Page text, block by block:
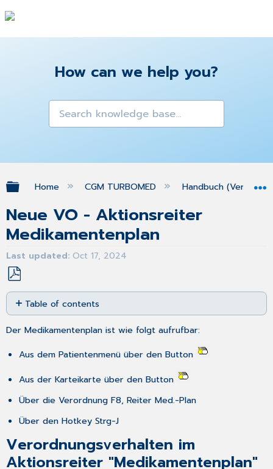
How can we help you?
Expand/collapse global hierarchy
Home CGM TURBOMED Handbuch (Version
Neue VO - Aktionsreiter
Medikamentenplan
Last updated Oct 17, 2024
Save
as
PDF
Table of contents
im
"Medikamentenplan"
des
"alten"
Medikamentenplans
Weitere
im
Aktionsreiter
Der Medikamentenplan ist wie folgt aufrufbar:
Aus dem Patientenmenü über den Button
Aus der Karteikarte über den Button
Über die Verordnung F8, Reiter Med.-Plan
Über den Hotkey Strg-J
Verordnungsverhalten im
Aktionsreiter "Medikamentenplan"